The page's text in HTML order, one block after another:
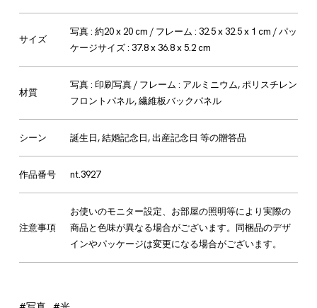
サイズ
写真 : 約20 x 20 cm / フレーム : 32.5 x 32.5 x 1 cm / パッ
ケージサイズ : 37.8 x 36.8 x 5.2 cm
材質
写真 : 印刷写真 / フレーム : アルミニウム, ポリスチレン
フロントパネル, 繊維板バックパネル
シーン 誕生日, 結婚記念日, 出産記念日 等の贈答品
作品番号 nt.3927
注意事項
お使いのモニター設定、お部屋の照明等により実際の
商品と色味が異なる場合がございます。同梱品のデザ
インやパッケージは変更になる場合がございます。